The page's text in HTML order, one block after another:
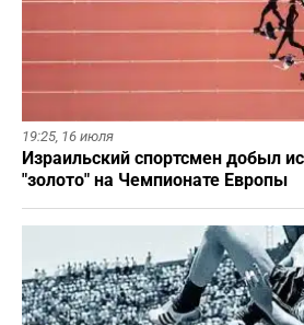
19:25, 16 июля
Израильский спортсмен добыл
"золото" на Чемпионате Европы